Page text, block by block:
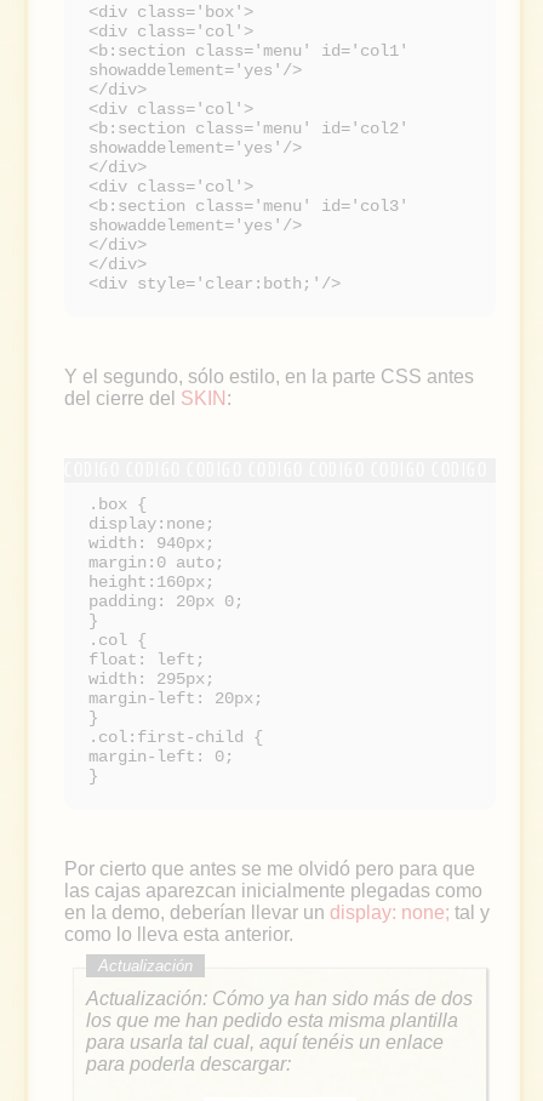
<div class='box'>
<div class='col'>
<b:section class='menu' id='col1'
showaddelement='yes'/>
</div>
<div class='col'>
<b:section class='menu' id='col2'
showaddelement='yes'/>
</div>
<div class='col'>
<b:section class='menu' id='col3'
showaddelement='yes'/>
</div>
</div>
<div style='clear:both;'/>
Y el segundo, sólo estilo, en la parte CSS antes
del cierre del SKIN :
.box {
display:none;
width: 940px;
margin:0 auto;
height:160px;
padding: 20px 0;
}
.col {
float: left;
width: 295px;
margin-left: 20px;
}
.col:first-child {
margin-left: 0;
}
Por cierto que antes se me olvidó pero para que
las cajas aparezcan inicialmente plegadas como
en la demo, deberían llevar un display: none; tal y
como lo lleva esta anterior.
Actualización: Cómo ya han sido más de dos
los que me han pedido esta misma plantilla
para usarla tal cual, aquí tenéis un enlace
para poderla descargar: